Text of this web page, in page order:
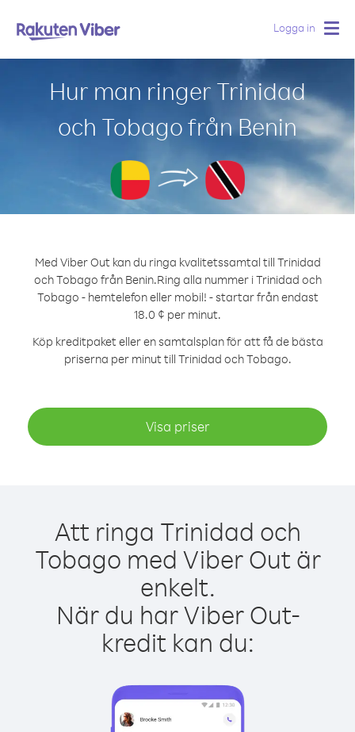
Logga in
Hur man ringer Trinidad
och Tobago från Benin
Med Viber Out kan du ringa kvalitetssamtal till Trinidad
och Tobago från Benin.Ring alla nummer i Trinidad och
Tobago - hemtelefon eller mobil! - startar från endast
18.0 ¢ per minut.
Köp kreditpaket eller en samtalsplan för att få de bästa
priserna per minut till Trinidad och Tobago.
Visa priser
Att ringa Trinidad och
Tobago med Viber Out är
enkelt.
När du har Viber Out-
kredit kan du: